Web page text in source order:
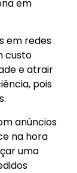
em
em redes
custo
e atrair
pois
anúncios
na hora
uma